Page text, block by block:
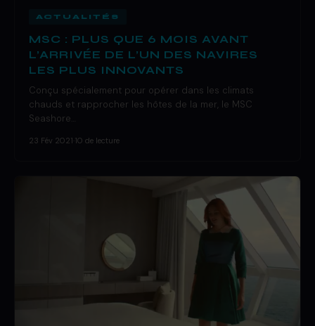
ACTUALITÉS
MSC : PLUS QUE 6 MOIS AVANT
L’ARRIVÉE DE L’UN DES NAVIRES
LES PLUS INNOVANTS
Conçu spécialement pour opérer dans les climats
chauds et rapprocher les hôtes de la mer, le MSC
Seashore…
23 Fév 2021 10 de lecture